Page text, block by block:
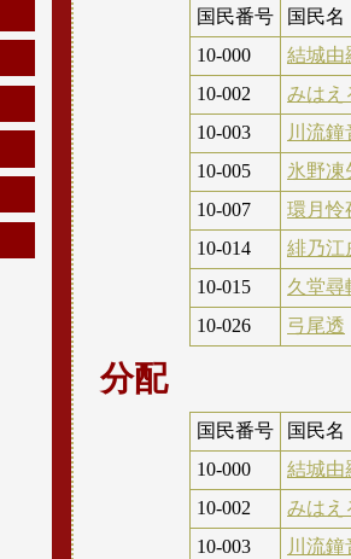
国民番号
国民名
10-000
結城由
10-002
みはえ
10-003
川流鐘
10-005
氷野凍
10-007
環月怜
10-014
緋乃江
10-015
久堂尋
10-026
弓尾透
分配
国民番号
国民名
10-000
結城由
10-002
みはえ
10-003
川流鐘